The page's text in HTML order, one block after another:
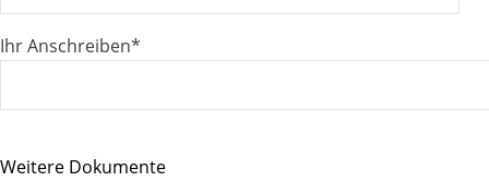
Ihr Anschreiben*
Weitere Dokumente